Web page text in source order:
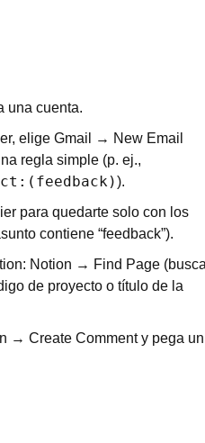
una cuenta.
elige Gmail → New Email
).
para quedarte solo con los
contiene “feedback”).
Notion → Find Page
de proyecto o título de la
→ Create Comment y pega un